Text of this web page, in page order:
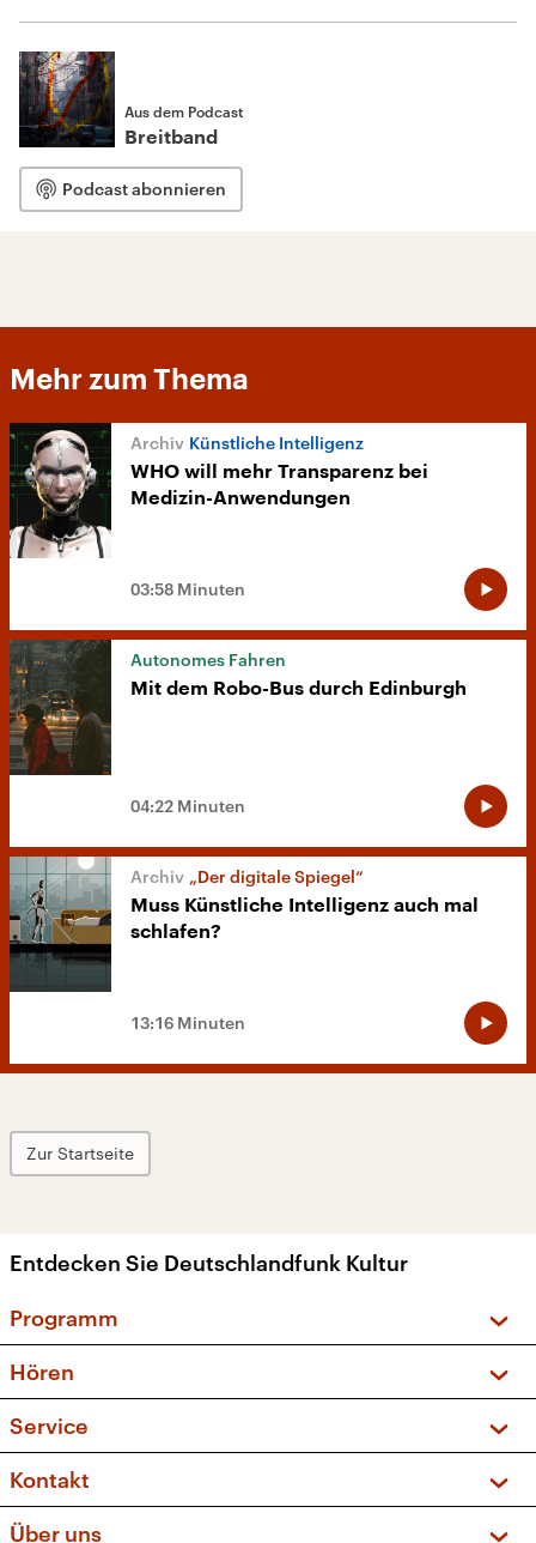
Aus dem Podcast
Breitband
Podcast abonnieren
Mehr zum Thema
Künstliche Intelligenz
WHO will mehr Transparenz bei
Medizin-Anwendungen
03:58 Minuten
Autonomes Fahren
Mit dem Robo-Bus durch Edinburgh
04:22 Minuten
„Der digitale Spiegel“
Muss Künstliche Intelligenz auch mal
schlafen?
13:16 Minuten
Zur Startseite
Entdecken Sie Deutschlandfunk Kultur
Programm
Sendungen und Podcasts
Musikliste
Kakadu – Das Kinderprogramm
Hören
Frequenzen (UKW + DAB+)
Service
FAQ
Apps
Kontakt
Über uns